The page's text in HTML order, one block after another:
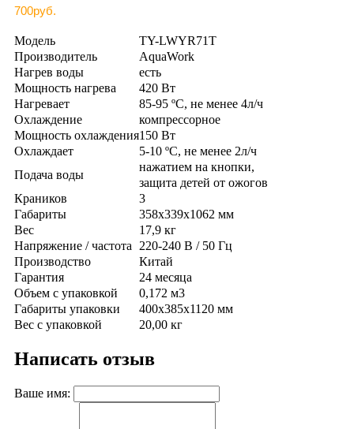
700руб.
Модель
TY-LWYR71T
Производитель
AquaWork
Нагрев воды
есть
Мощность нагрева
420 Вт
Нагревает
85-95 ºС, не менее 4л/ч
Охлаждение
компрессорное
Мощность охлаждения150 Вт
Охлаждает
5-10 ºС, не менее 2л/ч
Подача воды
нажатием на кнопки,
защита детей от ожогов
Краников
3
Габариты
358х339х1062 мм
Вес
17,9 кг
Напряжение / частота
220-240 В / 50 Гц
Производство
Китай
Гарантия
24 месяца
Объем с упаковкой
0,172 м3
Габариты упаковки
400х385х1120 мм
Вес с упаковкой
20,00 кг
Написать отзыв
Ваше имя: